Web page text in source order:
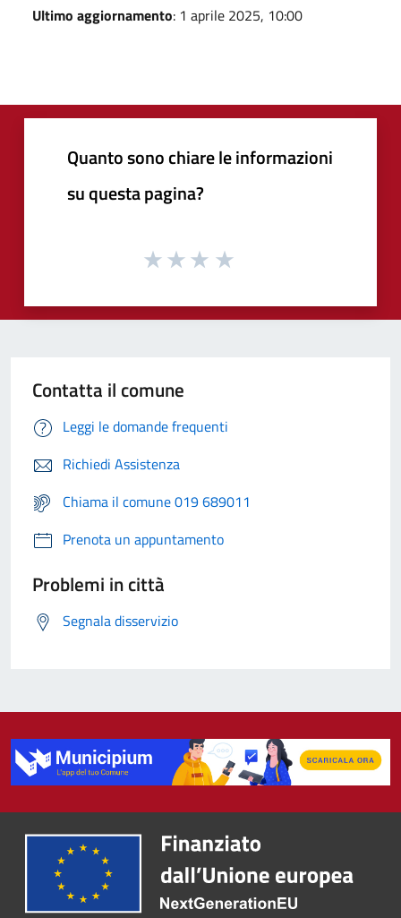
Ultimo aggiornamento: 1 aprile 2025, 10:00
Quanto sono chiare le informazioni
su questa pagina?
Contatta il comune
Leggi le domande frequenti
Richiedi Assistenza
Chiama il comune 019 689011
Prenota un appuntamento
Problemi in città
Segnala disservizio